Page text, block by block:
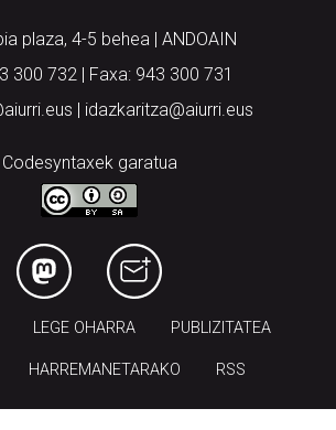
plaza, 4-5 behea | ANDOAIN
300 732 | Faxa: 943 300 731
| idazkaritza@aiurri.eus
Codesyntaxek garatua
LEGE OHARRA PUBLIZITATEA
HARREMANETARAKO RSS